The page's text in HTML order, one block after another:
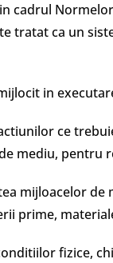
cadrul
tratat ca un
in
ce
mediu, pentru
mijloacelor
prime,
fizice,